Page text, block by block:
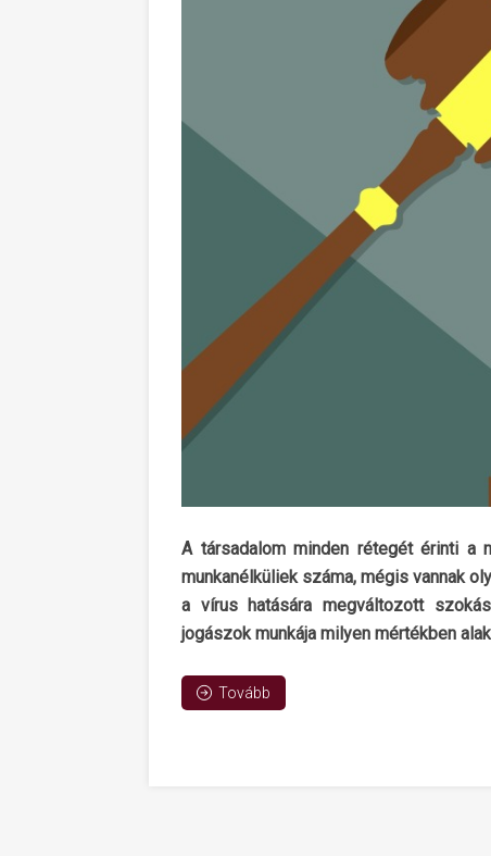
A társadalom minden rétegét érinti a
munkanélküliek száma, mégis vannak
a vírus hatására megváltozott
jogászok munkája milyen mértékben
Tovább